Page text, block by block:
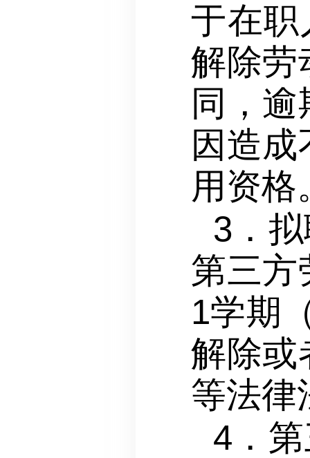
于在
解除劳
同，
因造
用资格
3．
第三方
1学期
解除或
等法律
4．